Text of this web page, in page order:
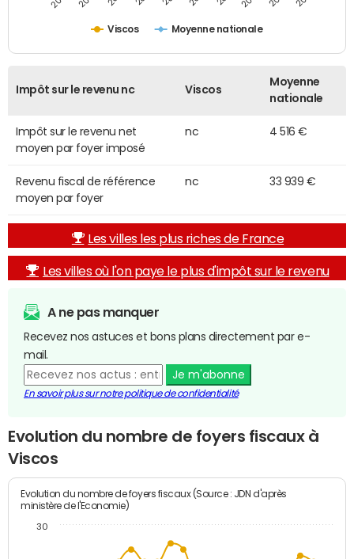
Viscos Moyenne nationale
Impôt sur le revenu nc Viscos
Moyenne
nationale
Impôt sur le revenu net
moyen par foyer imposé
nc 4 516 €
Revenu fiscal de référence
moyen par foyer
nc 33 939 €
Les villes les plus riches de France
Les villes où l'on paye le plus d'impôt sur le revenu
A ne pas manquer
Recevez nos astuces et bons plans directement par e-
mail.
Je m'abonne
En savoir plus sur notre politique de confidentialité
Evolution du nombre de foyers fiscaux à
Viscos
Evolution du nombre de foyers fiscaux (Source : JDN d'après
ministère de l'Economie)
30